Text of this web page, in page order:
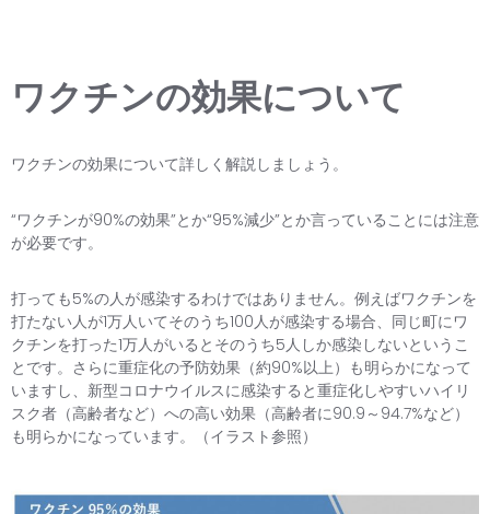
ワクチンの効果について
ワクチンの効果について詳しく解説しましょう。
“ワクチンが90%の効果”とか“95%減少”とか言っていることには注意
が必要です。
打っても5%の人が感染するわけではありません。例えばワクチンを
打たない人が1万人いてそのうち100人が感染する場合、同じ町にワ
クチンを打った1万人がいるとそのうち5人しか感染しないというこ
とです。さらに重症化の予防効果（約90%以上）も明らかになって
いますし、新型コロナウイルスに感染すると重症化しやすいハイリ
スク者（高齢者など）への高い効果（高齢者に90.9～94.7%など）
も明らかになっています。（イラスト参照）